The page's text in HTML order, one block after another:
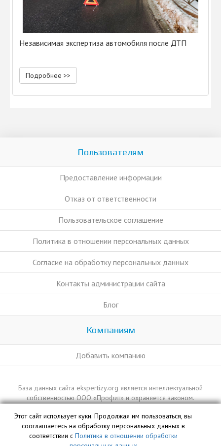
Независимая экспертиза автомобиля после ДТП
Подробнее >>
Пользователям
Предоставление информации
Отказ от ответственности
Пользовательское соглашение
Политика в отношении персональных данных
Согласие на обработку персональных данных
Контакты администрации сайта
Блог
Компаниям
Добавить компанию
База данных сайта ekspertizy.org является интеллектуальной
собственностью ООО «Профит» и охраняется законом.
Этот сайт использует куки. Продолжая им пользоваться, вы
сооглашаетесь на обработку персональных данных в
соответствии с Политика в отношении обработки